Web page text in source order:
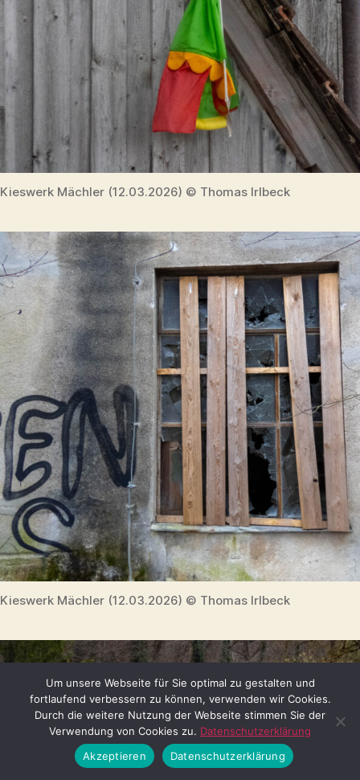
Kieswerk Mächler (12.03.2026) © Thomas Irlbeck
Kieswerk Mächler (12.03.2026) © Thomas Irlbeck
Um unsere Webseite für Sie optimal zu gestalten und
fortlaufend verbessern zu können, verwenden wir Cookies.
Durch die weitere Nutzung der Webseite stimmen Sie der
Verwendung von Cookies zu. Datenschutzerklärung
Akzeptieren
Datenschutzerklärung